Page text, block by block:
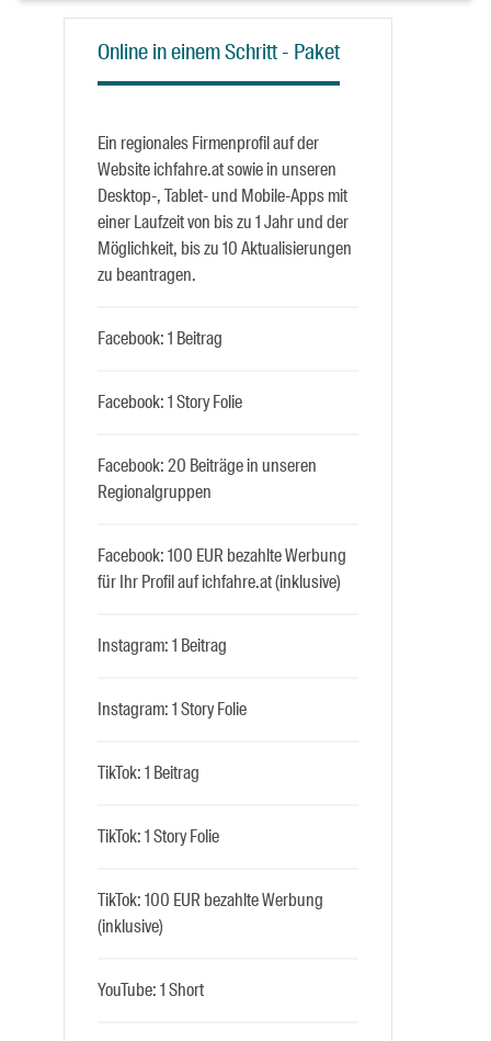
Online in einem Schritt - Paket
Ein regionales Firmenprofil auf der
Website ichfahre.at sowie in unseren
Desktop-, Tablet- und Mobile-Apps mit
einer Laufzeit von bis zu 1 Jahr und der
Möglichkeit, bis zu 10 Aktualisierungen
zu beantragen.
Facebook: 1 Beitrag
Facebook: 1 Story Folie
Facebook: 20 Beiträge in unseren
Regionalgruppen
Facebook: 100 EUR bezahlte Werbung
für Ihr Profil auf ichfahre.at (inklusive)
Instagram: 1 Beitrag
Instagram: 1 Story Folie
TikTok: 1 Beitrag
TikTok: 1 Story Folie
TikTok: 100 EUR bezahlte Werbung
(inklusive)
YouTube: 1 Short